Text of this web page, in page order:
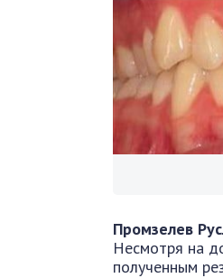
Промзелев
Несмотря на
полученным